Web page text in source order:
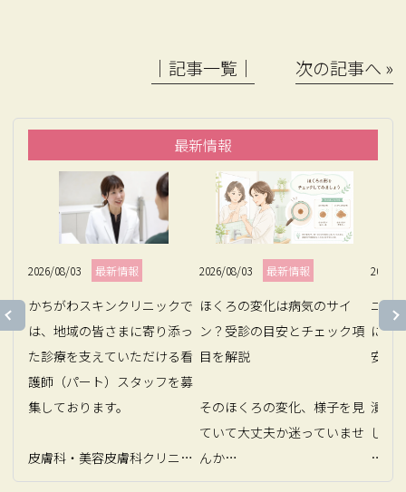
│記事一覧│ 次の記事へ »
最新情報
2026/08/03 最新情報
かちがわスキンクリニックで
は、地域の皆さまに寄り添っ
た診療を支えていただける看
護師（パート）スタッフを募
集しております。
皮膚科・美容皮膚科クリニッ
クで、資格や経験を活かして
2026/08/03 最新情報
ほくろの変化は病気のサイ
ン？受診の目安とチェック項
目を解説
そのほくろの変化、様子を見
ていて大丈夫か迷っていませ
んか
2026/
ニキ
にし
安を
潰し
しな
大事